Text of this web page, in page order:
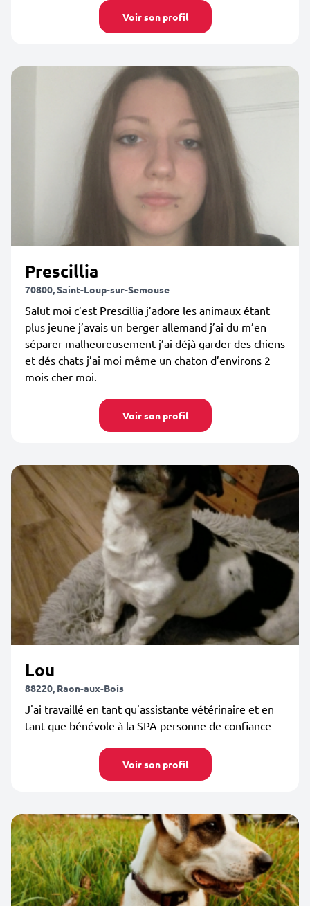
Voir son profil
Prescillia
70800, Saint-Loup-sur-Semouse
Salut moi c’est Prescillia j’adore les animaux étant
plus jeune j’avais un berger allemand j’ai du m’en
séparer malheureusement j’ai déjà garder des chiens
et dés chats j’ai moi même un chaton d’environs 2
mois cher moi.
Voir son profil
Lou
88220, Raon-aux-Bois
J'ai travaillé en tant qu'assistante vétérinaire et en
tant que bénévole à la SPA personne de confiance
Voir son profil